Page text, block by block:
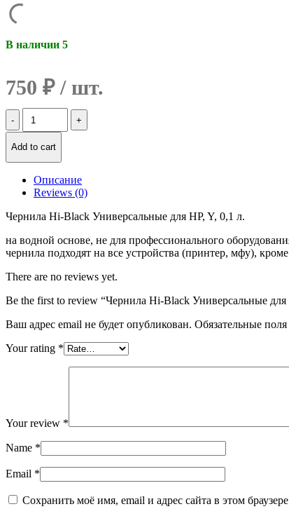
В наличии 5
750 ₽
Количество
Чернила
Black
Универсальные
0,1
Add to cart
Описание
Reviews (0)
Чернила Hi-Black Универсальные для HP, Y, 0,1 л.
на водной основе, не для профессионального
чернила подходят на все устройства (принтер, мфу),
There are no reviews yet.
Be the first to review “Чернила Hi-Black Универсальные для
Ваш адрес email не будет опубликован. Обязательные
Your rating *
Your review *
Name *
Email *
Сохранить моё имя, email и адрес сайта в этом